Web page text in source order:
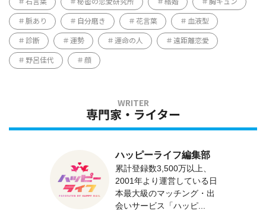
石言葉 秘密の恋愛研究所 結婚 胸キュン
脈あり 自分磨き 花言葉 血液型
診断 運勢 運命の人 遠距離恋愛
野呂佳代 顔
専門家・ライター
ハッピーライフ編集部
累計登録数3,500万以上、
2001年より運営している日
本最大級のマッチング・出
会いサービス「ハッピ...